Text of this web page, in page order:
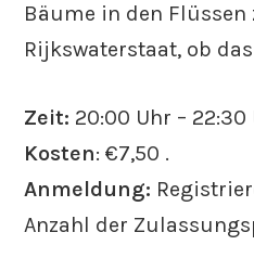
Bäume in den
Rijkswaterstaat, ob
Zeit: 20:00 Uhr – 22:30
Kosten: €7,50 .
Anmeldung:
Anzahl der